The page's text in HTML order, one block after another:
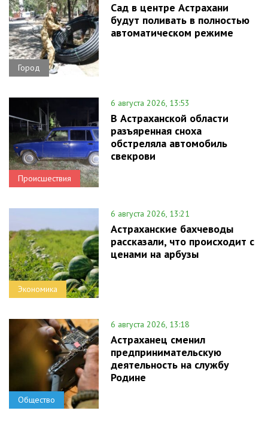
Город
Сад в центре Астрахани
будут поливать в полностью
автоматическом режиме
Происшествия
6 августа 2026, 13:53
В Астраханской области
разъяренная сноха
обстреляла автомобиль
свекрови
Экономика
6 августа 2026, 13:21
Астраханские бахчеводы
рассказали, что происходит с
ценами на арбузы
Общество
6 августа 2026, 13:18
Астраханец сменил
предпринимательскую
деятельность на службу
Родине